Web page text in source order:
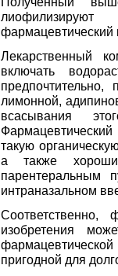
фармацевтический
Лекарственный
включать
лимонной,
всасывания
такую
а также
парентеральным
интраназальном
Соответственно,
изобретения
фармацевтической
пригодной для